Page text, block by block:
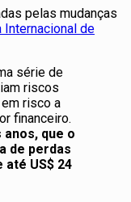
pelas mudanças
Internacional de
série de
riscos
risco a
financeiro.
que o
de perdas
US$ 24